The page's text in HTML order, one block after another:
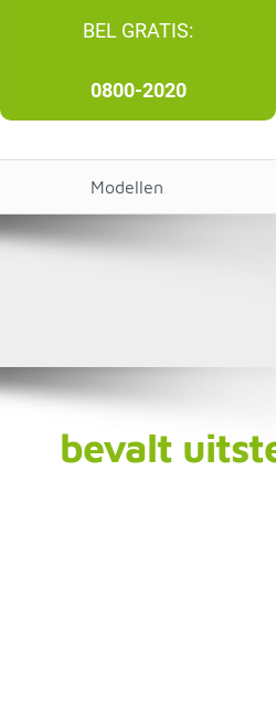
BEL GRATIS:
0800-2020
Modellen
bevalt